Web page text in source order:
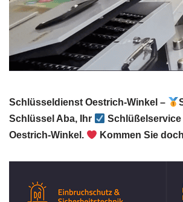
Schlüsseldienst Oestrich-Winkel –
Schlüssel Aba, Ihr
Oestrich-Winkel.
Kommen Sie